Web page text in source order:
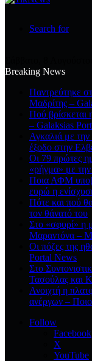
Search for
Breaking News
Παντρεύτηκε
Μαδρίτης –
Πού βρίσκεται
– Galaksias
Αγκαλιά με
έξοδο στην
Οι 79 πρώτες
«ρήγμα» με
Ποια ΑΦΜ
ευρώ η
Πότε και πού
τον θάνατό του
Στο «σφυρί» η
Μαραντόνα –
Οι πόζες της
Portal News
Στο
Τασούλας και
Ανοιχτή η
ανέργων –
Follow
Facebook
X
YouTube